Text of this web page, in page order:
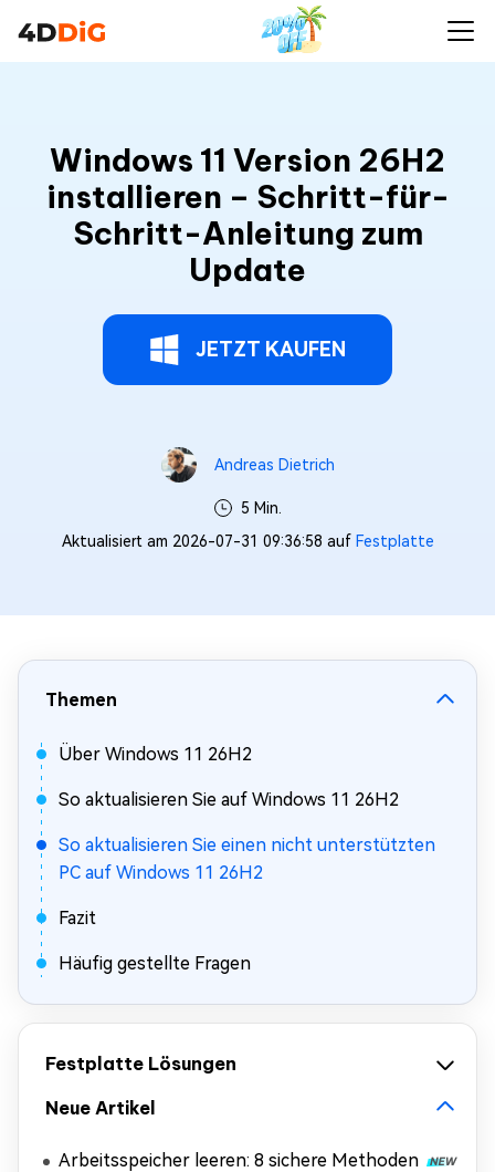
Windows 11 Version 26H2
installieren – Schritt-für-
Schritt-Anleitung zum
Update
JETZT KAUFEN
Andreas Dietrich
5 Min.
Aktualisiert am 2026-07-31 09:36:58 auf Festplatte
Themen
Über Windows 11 26H2
So aktualisieren Sie auf Windows 11 26H2
So aktualisieren Sie einen nicht unterstützten
PC auf Windows 11 26H2
Fazit
Häufig gestellte Fragen
Festplatte Lösungen
Neue Artikel
Arbeitsspeicher leeren: 8 sichere Methoden